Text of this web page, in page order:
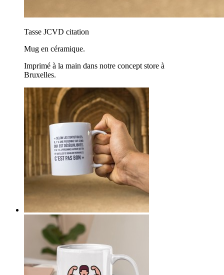
Tasse JCVD citation
Mug en céramique.
Imprimé à la main dans notre concept store à
Bruxelles.